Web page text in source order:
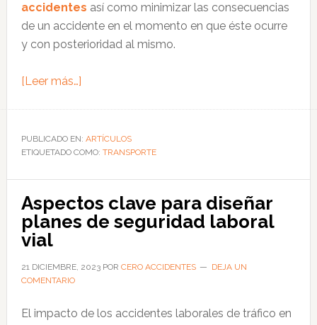
accidentes así como minimizar las consecuencias
de un accidente en el momento en que éste ocurre
y con posterioridad al mismo.
[Leer más…]acerca
clave
sobre
de
riesgos
viales
PUBLICADO EN: ARTÍCULOS
ETIQUETADO COMO: TRANSPORTE
Aspectos clave para diseñar
planes de seguridad laboral
vial
21 DICIEMBRE, 2023POR CERO ACCIDENTES
DEJA UN
COMENTARIO
El impacto de los accidentes laborales de tráfico en